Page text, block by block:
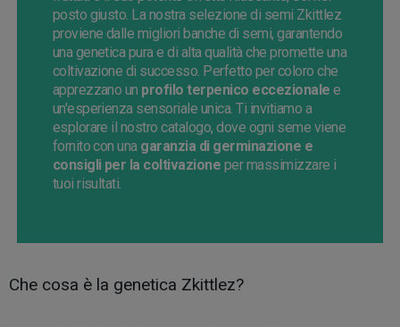
posto giusto. La nostra selezione di semi Zkittlez
proviene dalle migliori banche di semi, garantendo
una genetica pura e di alta qualità che promette una
coltivazione di successo. Perfetto per coloro che
apprezzano un profilo terpenico eccezionale e
un'esperienza sensoriale unica. Ti invitiamo a
esplorare il nostro catalogo, dove ogni seme viene
fornito con una garanzia di germinazione e
consigli per la coltivazione per massimizzare i
tuoi risultati.
Che cosa è la genetica Zkittlez?